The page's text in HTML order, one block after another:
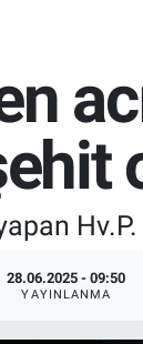
28.06.2025 - 09:50
YAYINLANMA